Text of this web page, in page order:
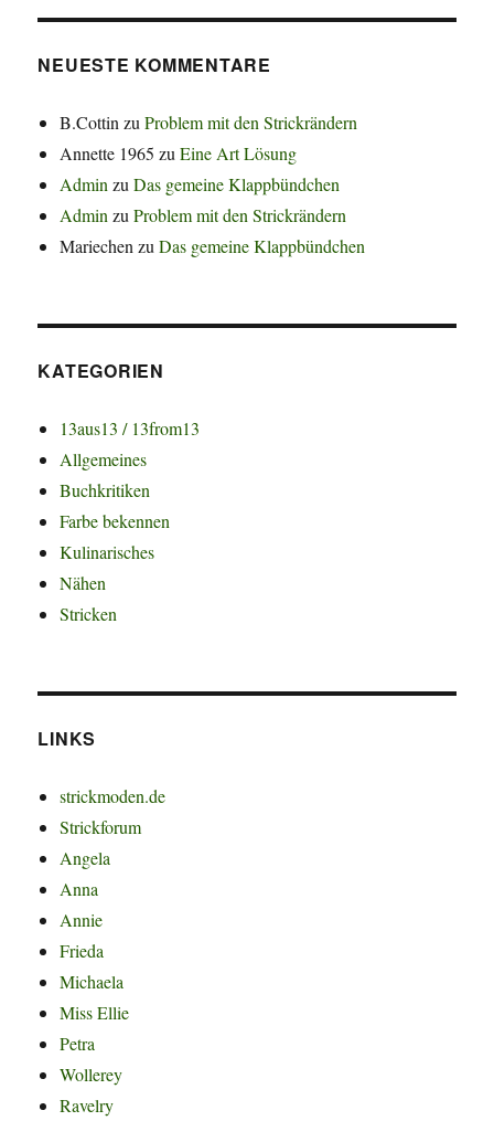
NEUESTE KOMMENTARE
B.Cottin zuProblem mit den Strickrändern
Annette 1965 zuEine Art Lösung
Admin zuDas gemeine Klappbündchen
Admin zuProblem mit den Strickrändern
Mariechen zuDas gemeine Klappbündchen
KATEGORIEN
13aus13 / 13from13
Allgemeines
Buchkritiken
Farbe bekennen
Kulinarisches
Nähen
Stricken
LINKS
strickmoden.de
Strickforum
Angela
Anna
Annie
Frieda
Michaela
Miss Ellie
Petra
Wollerey
Ravelry